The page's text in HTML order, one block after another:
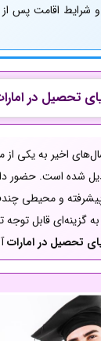
و شرایط اقامت پس
تحصیل در
اخیر به یکی
شده است. حضور
پیشرفته و محیطی
گزینه‌ای قابل
تحصیل در امارات